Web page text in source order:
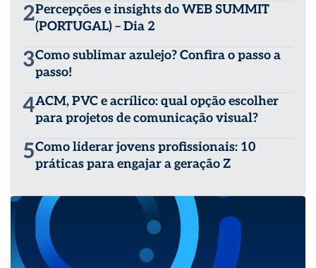
2Percepções e insights do WEB SUMMIT
(PORTUGAL) – Dia 2
3Como sublimar azulejo? Confira o passo a
passo!
4ACM, PVC e acrílico: qual opção escolher
para projetos de comunicação visual?
5Como liderar jovens profissionais: 10
práticas para engajar a geração Z